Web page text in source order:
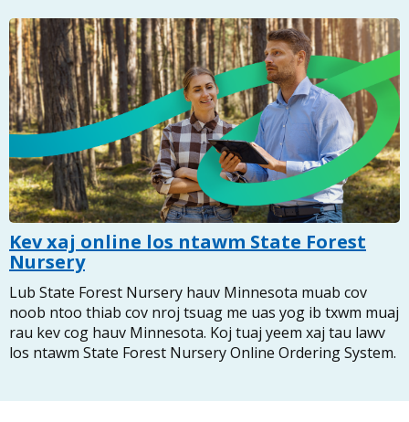
Kev xaj online los ntawm State Forest
Nursery
Lub State Forest Nursery hauv Minnesota muab cov
noob ntoo thiab cov nroj tsuag me uas yog ib txwm muaj
rau kev cog hauv Minnesota. Koj tuaj yeem xaj tau lawv
los ntawm State Forest Nursery Online Ordering System.